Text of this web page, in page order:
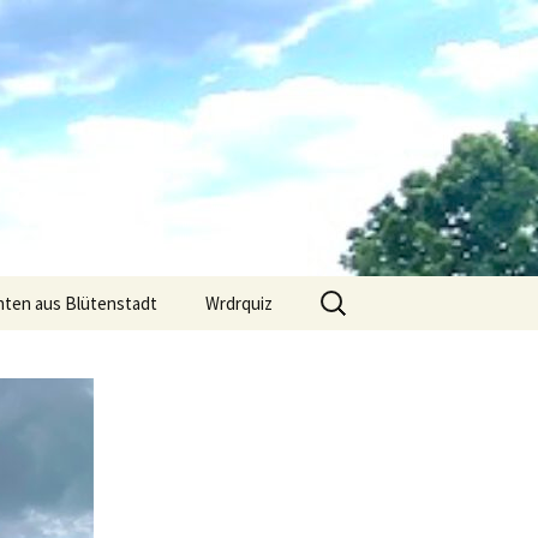
aus Blütenstadt Wrdrquiz
Suchen
nach: